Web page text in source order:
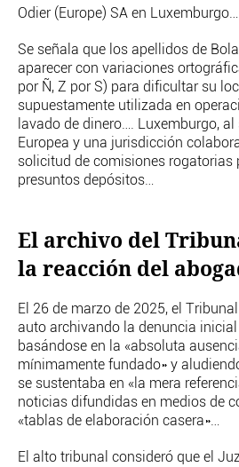
Odier (Europe) SA en Luxemburgo….
Se señala que los apellidos de
aparecer con variaciones
por Ñ, Z por S) para dificultar su
supuestamente utilizada en
lavado de dinero…. Luxemburgo,
Europea y una jurisdicción
solicitud de comisiones rogatorias
presuntos depósitos…
El archivo del
la reacción del
El 26 de marzo de 2025, el
auto archivando la denuncia
basándose en la «absoluta
mínimamente fundado» y
se sustentaba en «la mera
noticias difundidas en medios de
«tablas de elaboración casera»…
El alto tribunal consideró que el